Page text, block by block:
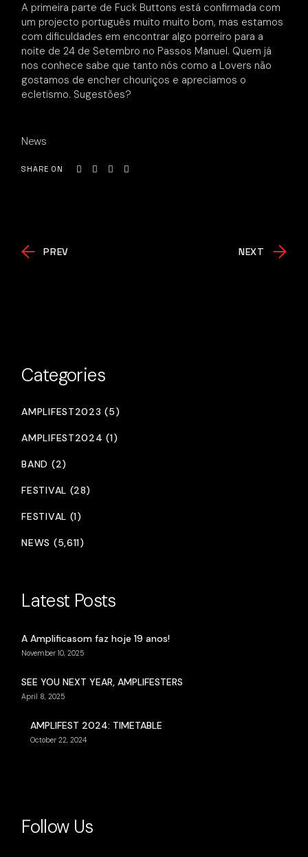
A primeira parte de Fuck Buttons está confirmada com
um projecto português muito muito bom, mas estamos
com dificuldades em encontrar algo porreiro para a
noite de 24 de Setembro no Passos Manuel. Quem já
nos conhece sabe que tanto nós como a Lovers não
gostamos de encher chouriços e apreciamos o
ecletismo. Sugestões?
News
SHARE ON
PREV NEXT
Categories
AMPLIFEST2023 (5)
AMPLIFEST2024 (1)
BAND (2)
FESTIVAL (28)
FESTIVAL (1)
NEWS (5,611)
Latest Posts
A Amplificasom faz hoje 19 anos!
November 10, 2025
SEE YOU NEXT YEAR, AMPLIFESTERS
April 8, 2025
AMPLIFEST 2024: TIMETABLE
October 22, 2024
Follow Us